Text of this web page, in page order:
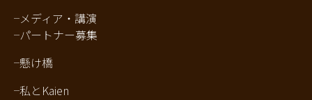
メディア・講演
パートナー募集
懸け橋
私とKaien